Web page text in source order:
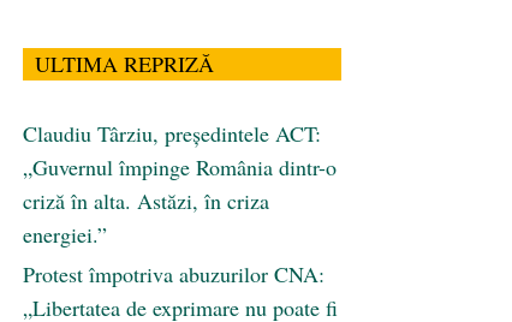
ULTIMA REPRIZĂ
Claudiu Târziu, președintele ACT:
„Guvernul împinge România dintr-o
criză în alta. Astăzi, în criza
energiei.”
Protest împotriva abuzurilor CNA:
„Libertatea de exprimare nu poate fi